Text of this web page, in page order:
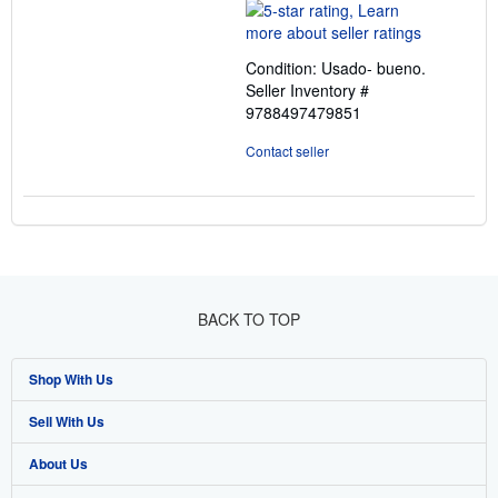
rating
5
of
5
stars
Condition: Usado- bueno.
Seller Inventory #
9788497479851
Contact seller
BACK TO TOP
Shop With Us
Advanced Search
Browse Collections
Sell With Us
Start Selling
About Us